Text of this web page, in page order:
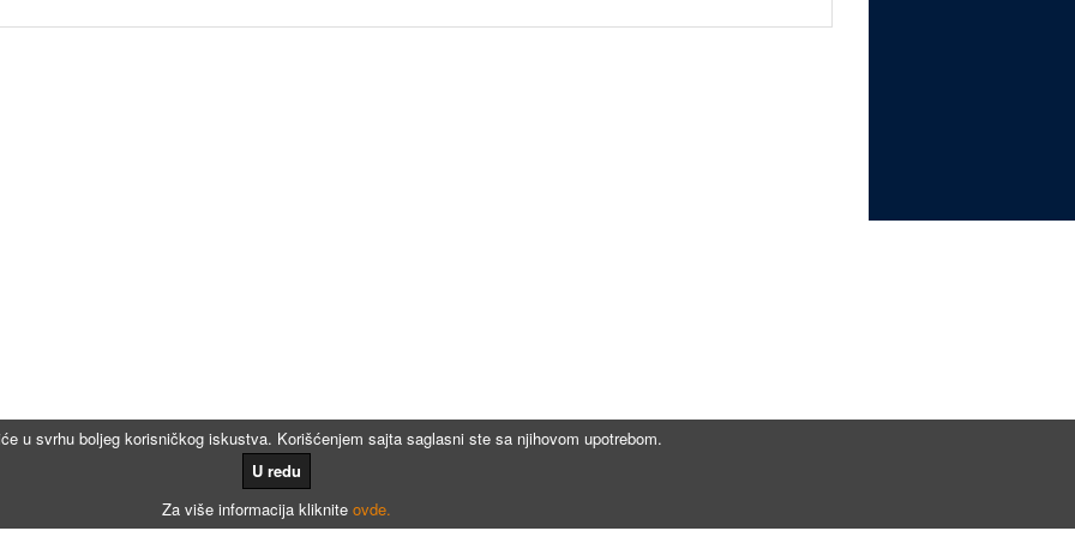
u svrhu boljeg korisničkog iskustva. Korišćenjem sajta saglasni ste sa njihovom upotrebom.
U redu
Za više informacija kliknite ovde.
Kalkulatori Brzi linkovi